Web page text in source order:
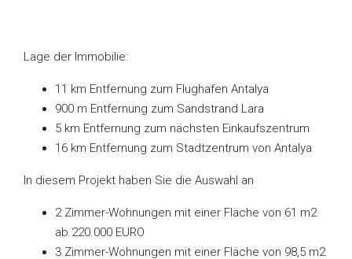
Lage der Immobilie:
11 km Entfernung zum Flughafen Antalya
900 m Entfernung zum Sandstrand Lara
5 km Entfernung zum nächsten Einkaufszentrum
16 km Entfernung zum Stadtzentrum von Antalya
In diesem Projekt haben Sie die Auswahl an
2 Zimmer-Wohnungen mit einer Fläche von 61 m2
ab 220.000 EURO
3 Zimmer-Wohnungen mit einer Fläche von 98,5 m2